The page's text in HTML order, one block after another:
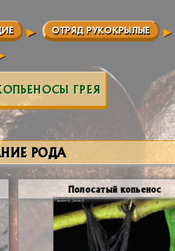
ОТРЯД РУКОКРЫЛЫЕ
ГРЕЯ
РОДА
Полосатый копьенос